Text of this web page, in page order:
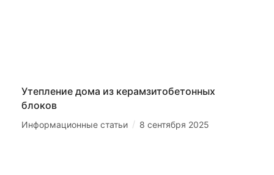
Утепление дома из керамзитобетонных
блоков
Информационные статьи / 8 сентября 2025